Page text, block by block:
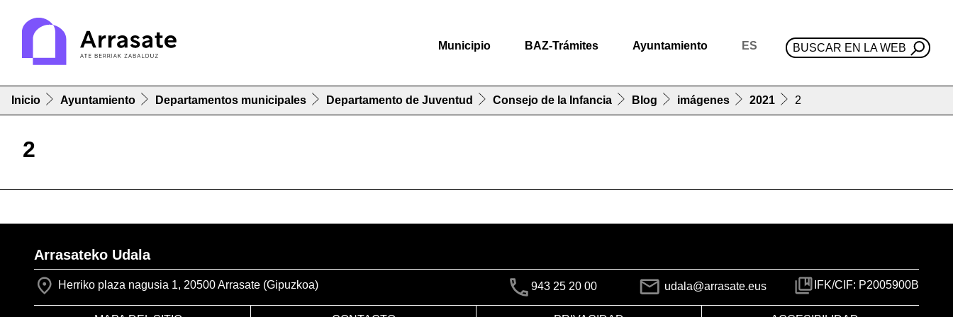
Municipio BAZ-Trámites Ayuntamiento ES BUSCAR EN LA WEB
Inicio Ayuntamiento Departamentos municipales Departamento de Juventud Consejo de la Infancia Blog imágenes 2021 2
2
Arrasateko Udala
Herriko plaza nagusia 1, 20500 Arrasate (Gipuzkoa) 943 25 20 00 udala@arrasate.eus IFK/CIF: P2005900B